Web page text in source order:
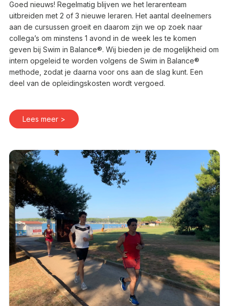
Goed nieuws! Regelmatig blijven we het lerarenteam
uitbreiden met 2 of 3 nieuwe leraren. Het aantal deelnemers
aan de cursussen groeit en daarom zijn we op zoek naar
collega’s om minstens 1 avond in de week les te komen
geven bij Swim in Balance®. Wij bieden je de mogelijkheid om
intern opgeleid te worden volgens de Swim in Balance®
methode, zodat je daarna voor ons aan de slag kunt. Een
deel van de opleidingskosten wordt vergoed.
Lees meer >